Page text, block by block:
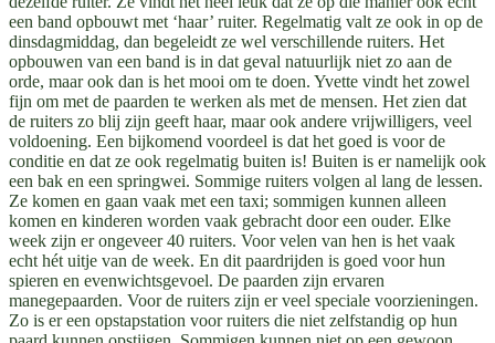
een band opbouwt met ‘haar’ ruiter. Regelmatig valt ze ook in op de
dinsdagmiddag, dan begeleidt ze wel verschillende ruiters. Het
opbouwen van een band is in dat geval natuurlijk niet zo aan de
orde, maar ook dan is het mooi om te doen. Yvette vindt het zowel
fijn om met de paarden te werken als met de mensen. Het zien dat
de ruiters zo blij zijn geeft haar, maar ook andere vrijwilligers, veel
voldoening. Een bijkomend voordeel is dat het goed is voor de
conditie en dat ze ook regelmatig buiten is! Buiten is er namelijk ook
een bak en een springwei. Sommige ruiters volgen al lang de lessen.
Ze komen en gaan vaak met een taxi; sommigen kunnen alleen
komen en kinderen worden vaak gebracht door een ouder. Elke
week zijn er ongeveer 40 ruiters. Voor velen van hen is het vaak
echt hét uitje van de week. En dit paardrijden is goed voor hun
spieren en evenwichtsgevoel. De paarden zijn ervaren
manegepaarden. Voor de ruiters zijn er veel speciale voorzieningen.
Zo is er een opstapstation voor ruiters die niet zelfstandig op hun